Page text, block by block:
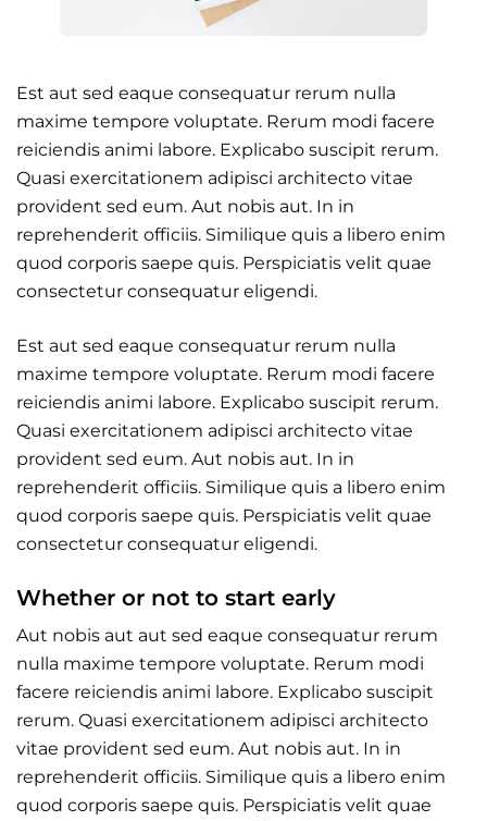
Est aut sed eaque consequatur rerum nulla
maxime tempore voluptate. Rerum modi facere
reiciendis animi labore. Explicabo suscipit rerum.
Quasi exercitationem adipisci architecto vitae
provident sed eum. Aut nobis aut. In in
reprehenderit officiis. Similique quis a libero enim
quod corporis saepe quis. Perspiciatis velit quae
consectetur consequatur eligendi.
Est aut sed eaque consequatur rerum nulla
maxime tempore voluptate. Rerum modi facere
reiciendis animi labore. Explicabo suscipit rerum.
Quasi exercitationem adipisci architecto vitae
provident sed eum. Aut nobis aut. In in
reprehenderit officiis. Similique quis a libero enim
quod corporis saepe quis. Perspiciatis velit quae
consectetur consequatur eligendi.
Whether or not to start early
Aut nobis aut aut sed eaque consequatur rerum
nulla maxime tempore voluptate. Rerum modi
facere reiciendis animi labore. Explicabo suscipit
rerum. Quasi exercitationem adipisci architecto
vitae provident sed eum. Aut nobis aut. In in
reprehenderit officiis. Similique quis a libero enim
quod corporis saepe quis. Perspiciatis velit quae